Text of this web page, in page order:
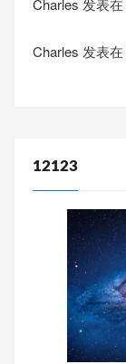
Charles 发表在
Charles 发表在
12123